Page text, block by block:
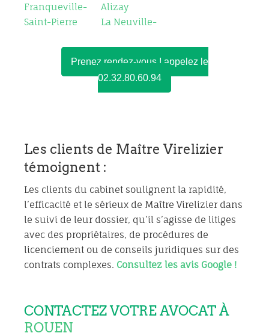
Franqueville-
Saint-Pierre
Alizay
La Neuville-
Prenez rendez-vous ! appelez le
02.32.80.60.94
Les clients de Maître Virelizier
témoignent :
Les clients du cabinet soulignent la rapidité,
l’efficacité et le sérieux de Maître Virelizier dans
le suivi de leur dossier, qu’il s’agisse de litiges
avec des propriétaires, de procédures de
licenciement ou de conseils juridiques sur des
contrats complexes. Consultez les avis Google !
CONTACTEZ VOTRE AVOCAT À
ROUEN